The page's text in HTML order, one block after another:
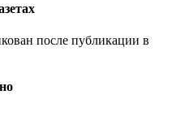
после публикации в